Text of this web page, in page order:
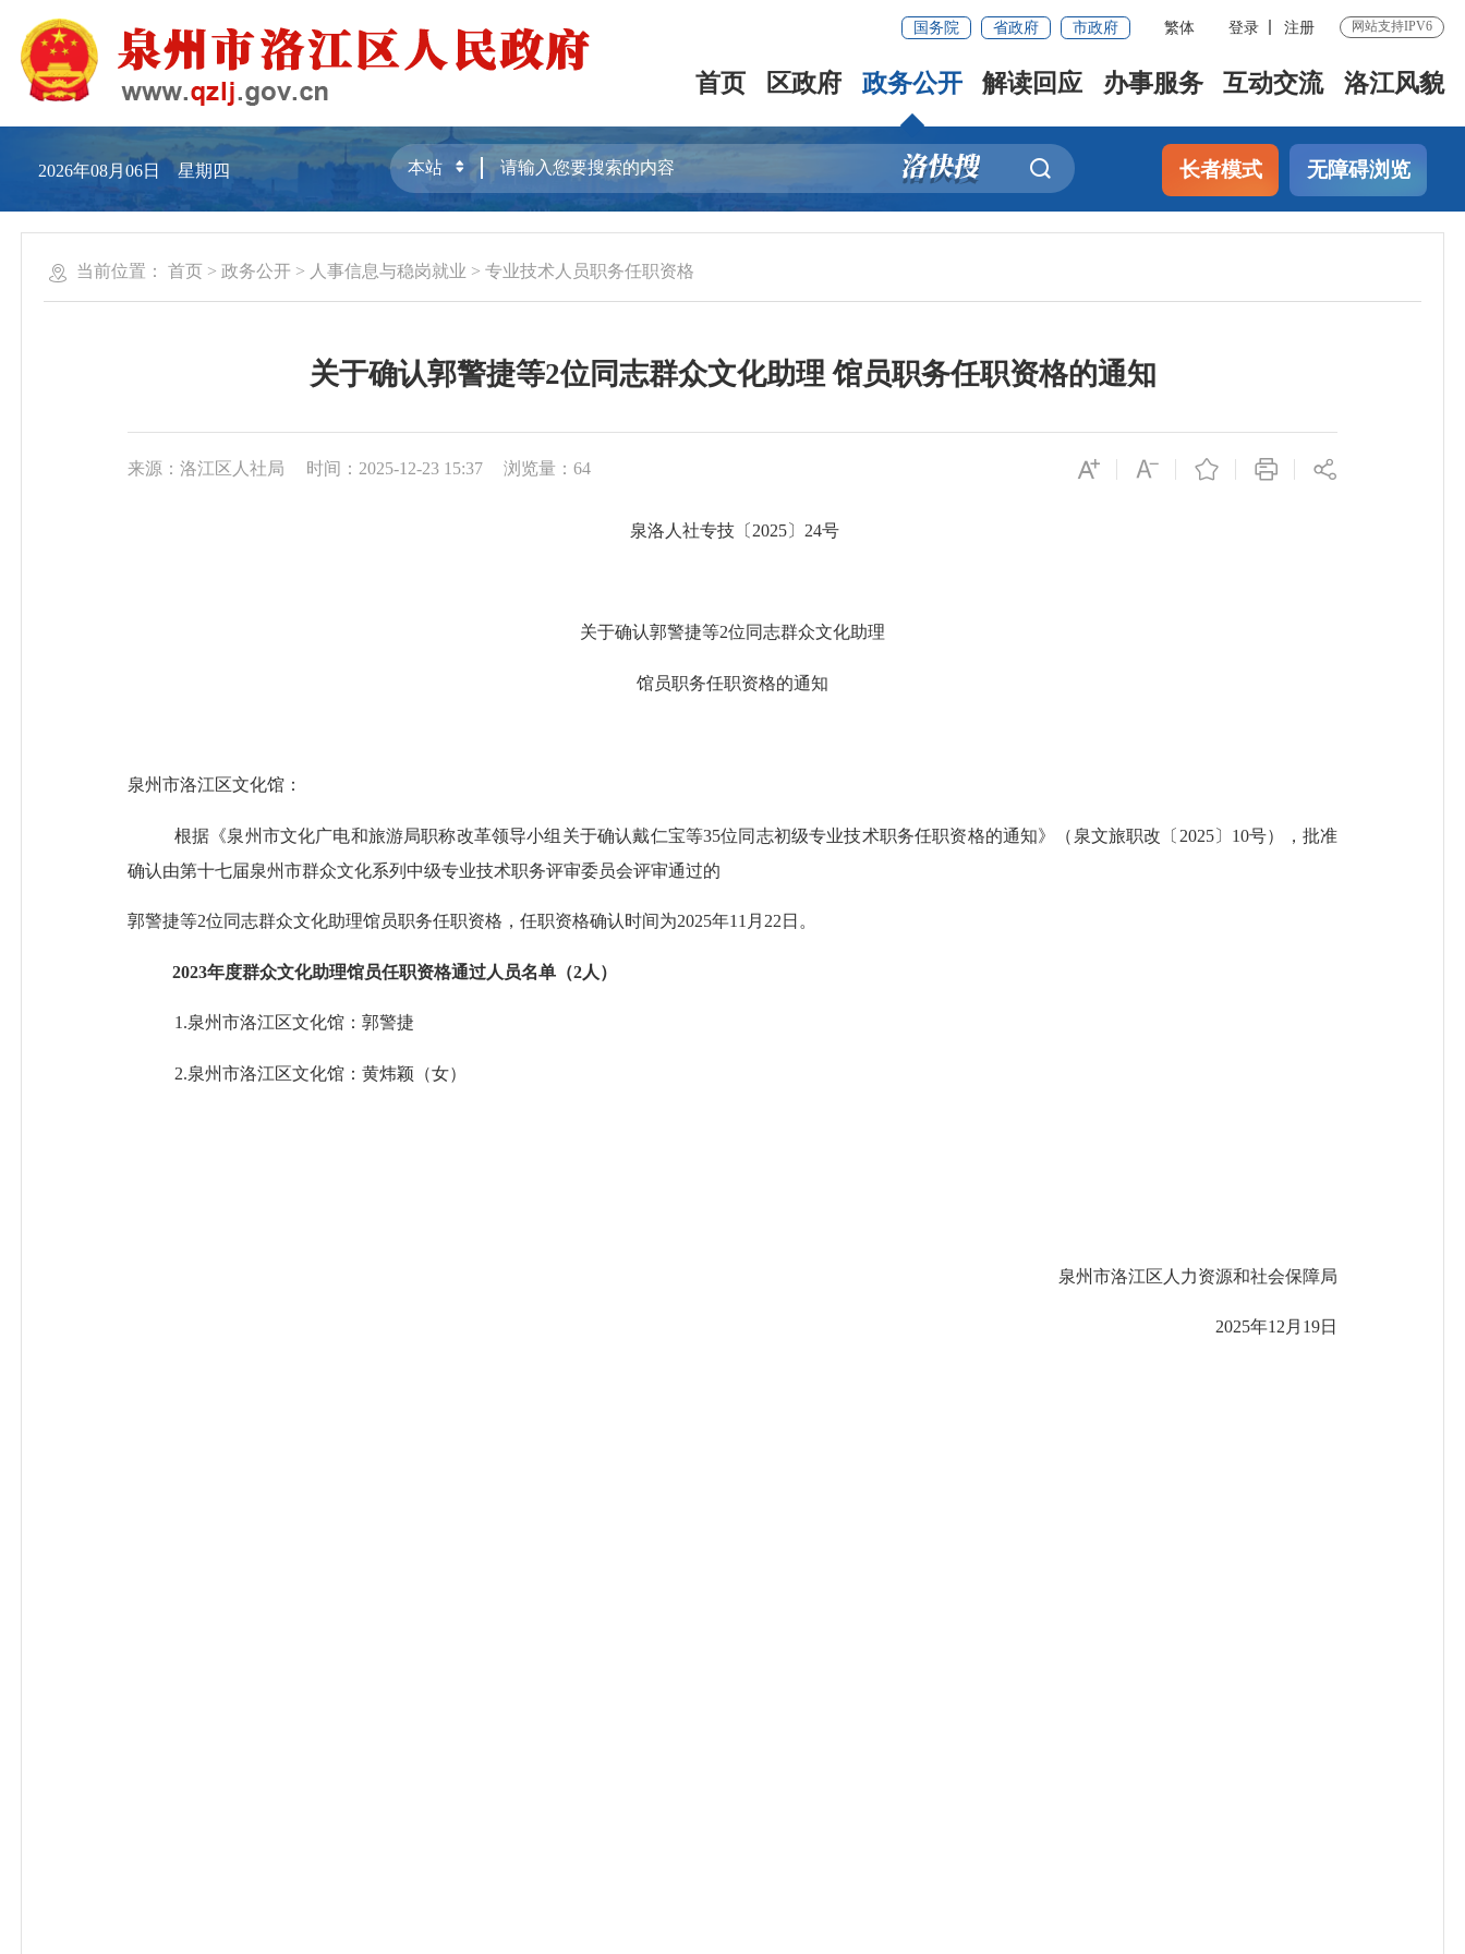
国务院 省政府 市政府 繁体 登录 注册 网站支持IPV6
首页 区政府 政务公开 解读回应 办事服务 互动交流 洛江风貌
2026年08月06日 星期四 长者模式 无障碍浏览
当前位置： 首页 >政务公开 > 人事信息与稳岗就业 >专业技术人员职务任职资格
关于确认郭警捷等2位同志群众文化助理 馆员职务任职资格的通知
来源：洛江区人社局 时间：2025-12-23 15:37 浏览量： 64
泉洛 人社专技 〔 2025〕 24号
关于确认郭警捷等2位同志群众文化助理
馆员职务任职资格的通知
泉州市洛江区文化馆 ：
根据《泉州市文化广电和旅游局职称改革领导小组 关于确认戴仁宝等35位同志初级专业技术职务任职资格的通知》（泉文旅职改〔 2025〕 10号）， 批准
确认由第十七届泉州市群众文化系列 中级专业技术职务评审委员会评审通过的
郭警捷等2位同志群众文化助理馆员职务任职资格，任职资格确认时间为2025年11 月 22 日 。
2023年度群众文化助理馆员任职资格通过人员名单（2人）
1.泉州市洛江区文化馆： 郭警捷
2.泉州市洛江区文化馆： 黄炜颖（女）
泉州市洛江区人力资源和社会保障局
2025年1 2 月 19日